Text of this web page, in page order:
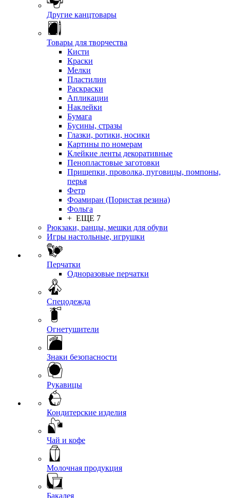
Другие канцтовары
Товары для творчества
Кисти
Краски
Мелки
Пластилин
Раскраски
Апликации
Наклейки
Бумага
Бусины, стразы
Глазки, ротики, носики
Картины по номерам
Клейкие ленты декоративные
Пенопластовые заготовки
Прищепки, проволка, пуговицы, помпоны,
перья
Фетр
Фоамиран (Пористая резина)
Фольга
+ ЕЩЕ 7
Рюкзаки, ранцы, мешки для обуви
Игры настольные, игрушки
Перчатки
Одноразовые перчатки
Спецодежда
Огнетушители
Знаки безопасности
Рукавицы
Кондитерские изделия
Чай и кофе
Молочная продукция
Бакалея